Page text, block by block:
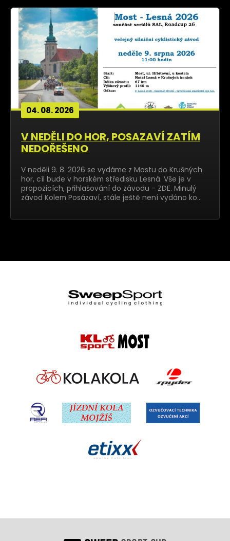
V NEDĚLI DO HOR, POSAZAVÍ ZATÍM
NEDOŘEŠENO
04. 08. 2026
V neděli 9. 8. 2026 se vydáme z Mostu do Krušných
hor, cíl bude v horském středisku Lesná. Vše je v
propozicích, přihlašování do závodu - ZDE. Minulý
závod Kolem Posázaví, stále ještě není vydáno ko…